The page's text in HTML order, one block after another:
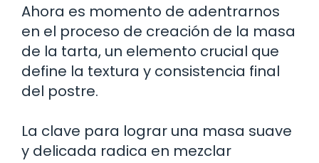
Ahora es momento de adentrarnos
en el proceso de creación de la masa
de la tarta, un elemento crucial que
define la textura y consistencia final
del postre.
La clave para lograr una masa suave
y delicada radica en mezclar